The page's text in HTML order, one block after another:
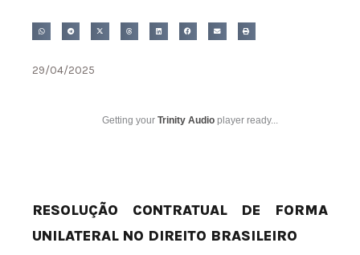
29/04/2025
Getting your Trinity Audio player ready...
RESOLUÇÃO CONTRATUAL DE FORMA
UNILATERAL NO DIREITO BRASILEIRO